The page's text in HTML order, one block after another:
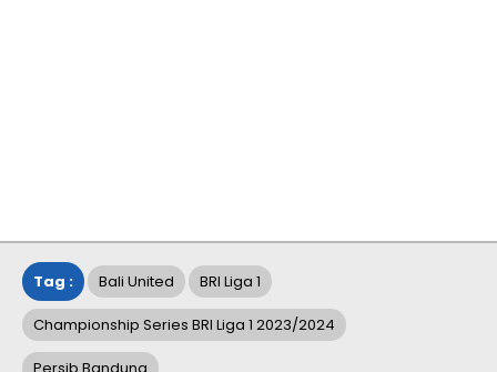
Tag : Bali United BRI Liga 1
Championship Series BRI Liga 1 2023/2024